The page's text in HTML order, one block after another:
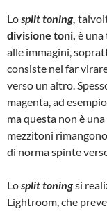
Losplit toning,
divisione toni, è una
alle immagini,
consiste nel far
verso un altro.
magenta, ad
ma questa non è
mezzitoni
di norma spinte
Losplit toningsi
Lightroom, che